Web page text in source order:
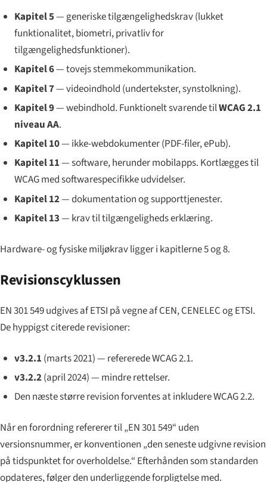
Kapitel 5— generiske tilgængelighedskrav (lukket
funktionalitet, biometri, privatliv for
tilgængelighedsfunktioner).
Kapitel 6— tovejs stemmekommunikation.
Kapitel 7— videoindhold (undertekster, synstolkning).
Kapitel 9— webindhold. Funktionelt svarende tilWCAG 2.1
niveau AA.
Kapitel 10— ikke-webdokumenter (PDF-filer, ePub).
Kapitel 11— software, herunder mobilapps. Kortlægges til
WCAG med softwarespecifikke udvidelser.
Kapitel 12— dokumentation og supporttjenester.
Kapitel 13— krav til tilgængeligheds erklæring.
Hardware- og fysiske miljøkrav ligger i kapitlerne 5 og 8.
Revisionscyklussen
EN 301 549 udgives af ETSI på vegne af CEN, CENELEC og ETSI.
De hyppigst citerede revisioner:
v3.2.1 (marts 2021) — refererede WCAG 2.1.
v3.2.2(april 2024) — mindre rettelser.
Den næste større revision forventes at inkludere WCAG 2.2.
Når en forordning refererer til „EN 301 549“ uden
versionsnummer, er konventionen „den seneste udgivne revision
på tidspunktet for overholdelse.“ Efterhånden som standarden
opdateres, følger den underliggende forpligtelse med.